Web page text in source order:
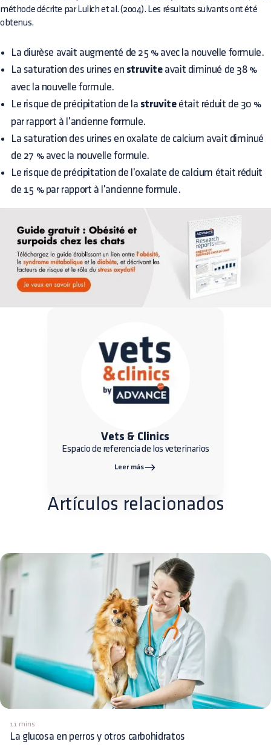
méthode décrite par Lulich et al. (2004). Les résultats suivants ont été
obtenus.
La diurèse avait augmenté de 25 % avec la nouvelle formule.
La saturation des urines en struviteavait diminué de 38 %
avec la nouvelle formule.
Le risque de précipitation de la struviteétait réduit de 30 %
par rapport à l'ancienne formule.
La saturation des urines en oxalate de calcium avait diminué
de 27 % avec la nouvelle formule.
Le risque de précipitation de l'oxalate de calcium était réduit
de 15 % par rapport à l'ancienne formule.
Vets & Clinics
Espacio de referencia de los veterinarios
Leer más
Artículos relacionados
11 mins
La glucosa en perros y otros carbohidratos